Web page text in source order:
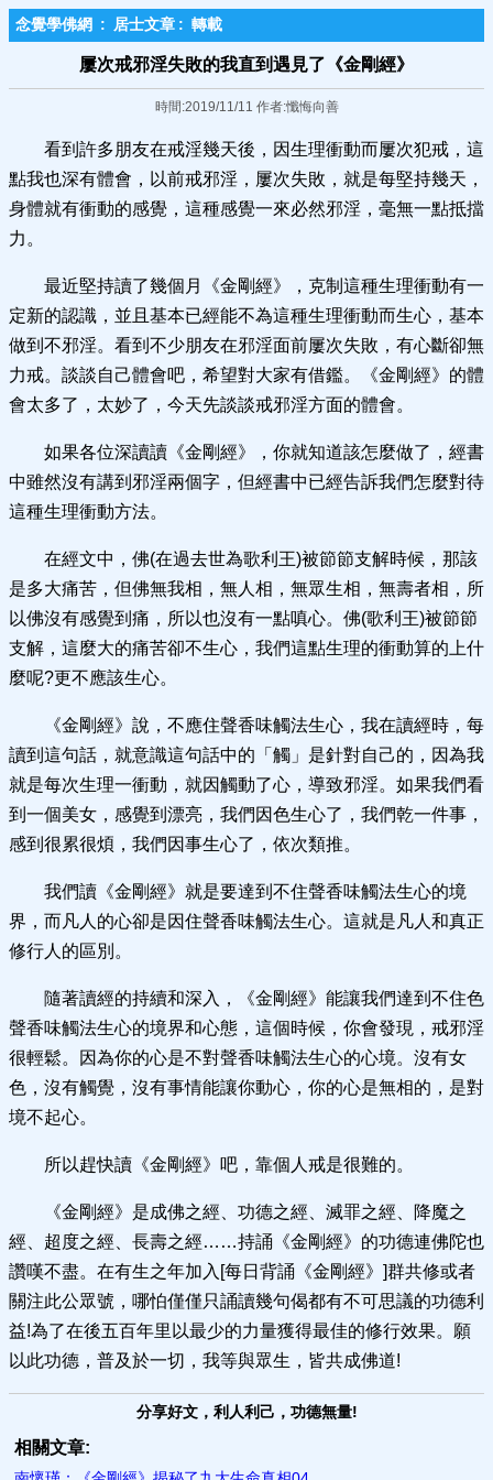
念覺學佛網 : 居士文章 : 轉載
屢次戒邪淫失敗的我直到遇見了《金剛經》
時間:2019/11/11 作者:懺悔向善
看到許多朋友在戒淫幾天後，因生理衝動而屢次犯戒，這
點我也深有體會，以前戒邪淫，屢次失敗，就是每堅持幾天，
身體就有衝動的感覺，這種感覺一來必然邪淫，毫無一點抵擋
力。
最近堅持讀了幾個月《金剛經》，克制這種生理衝動有一
定新的認識，並且基本已經能不為這種生理衝動而生心，基本
做到不邪淫。看到不少朋友在邪淫面前屢次失敗，有心斷卻無
力戒。談談自己體會吧，希望對大家有借鑑。《金剛經》的體
會太多了，太妙了，今天先談談戒邪淫方面的體會。
如果各位深讀讀《金剛經》，你就知道該怎麼做了，經書
中雖然沒有講到邪淫兩個字，但經書中已經告訴我們怎麼對待
這種生理衝動方法。
在經文中，佛(在過去世為歌利王)被節節支解時候，那該
是多大痛苦，但佛無我相，無人相，無眾生相，無壽者相，所
以佛沒有感覺到痛，所以也沒有一點嗔心。佛(歌利王)被節節
支解，這麼大的痛苦卻不生心，我們這點生理的衝動算的上什
麼呢?更不應該生心。
《金剛經》說，不應住聲香味觸法生心，我在讀經時，每
讀到這句話，就意識這句話中的「觸」是針對自己的，因為我
就是每次生理一衝動，就因觸動了心，導致邪淫。如果我們看
到一個美女，感覺到漂亮，我們因色生心了，我們乾一件事，
感到很累很煩，我們因事生心了，依次類推。
我們讀《金剛經》就是要達到不住聲香味觸法生心的境
界，而凡人的心卻是因住聲香味觸法生心。這就是凡人和真正
修行人的區別。
隨著讀經的持續和深入，《金剛經》能讓我們達到不住色
聲香味觸法生心的境界和心態，這個時候，你會發現，戒邪淫
很輕鬆。因為你的心是不對聲香味觸法生心的心境。沒有女
色，沒有觸覺，沒有事情能讓你動心，你的心是無相的，是對
境不起心。
所以趕快讀《金剛經》吧，靠個人戒是很難的。
《金剛經》是成佛之經、功德之經、滅罪之經、降魔之
經、超度之經、長壽之經……持誦《金剛經》的功德連佛陀也
讚嘆不盡。在有生之年加入[每日背誦《金剛經》]群共修或者
關注此公眾號，哪怕僅僅只誦讀幾句偈都有不可思議的功德利
益!為了在後五百年里以最少的力量獲得最佳的修行效果。願
以此功德，普及於一切，我等與眾生，皆共成佛道!
分享好文，利人利己，功德無量!
相關文章: